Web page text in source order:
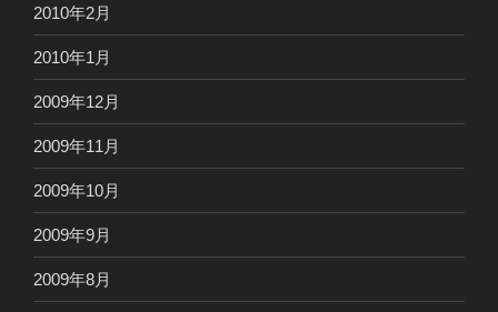
2010年2月
2010年1月
2009年12月
2009年11月
2009年10月
2009年9月
2009年8月